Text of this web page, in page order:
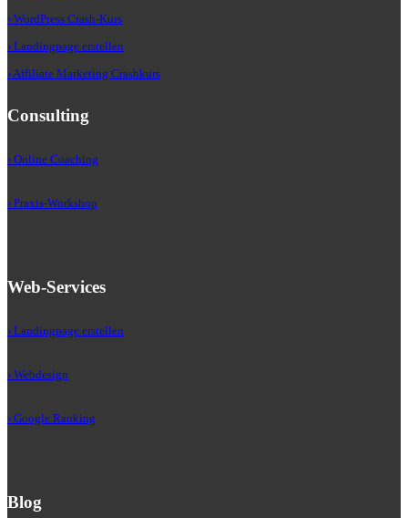
› WordPress Crash-Kurs
› Landingpage erstellen
› Affiliate Marketing Crashkurs
Consulting
› Online Coaching
› Praxis-Workshop
Web-Services
› Landingpage erstellen
› Webdesign
› Google Ranking
Blog